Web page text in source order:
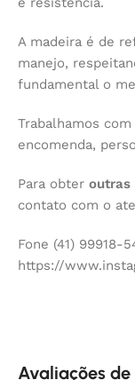
A madeira é de
manejo,
fundamental o
Trabalhamos
encomenda,
Para obter outras
contato com o
Fone (41) 99918-
https://
Avaliações